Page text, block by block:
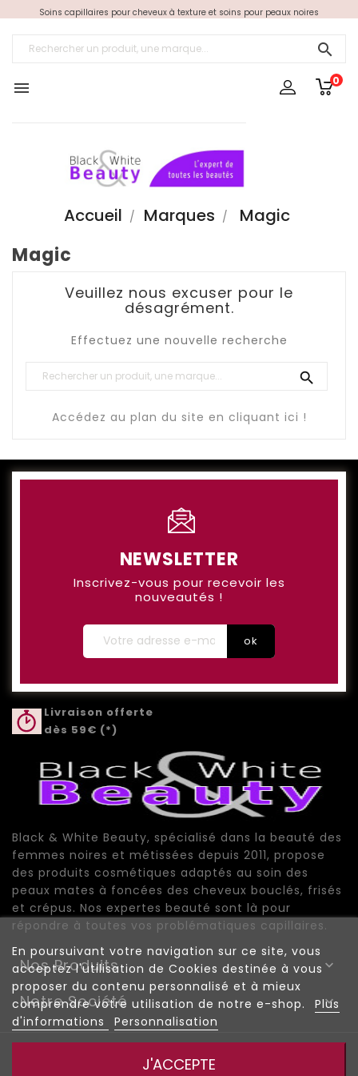
Soins capillaires pour cheveux à texture et soins pour peaux noires

 0
Accueil Marques Magic
Magic
Veuillez nous excuser pour le
désagrément.
Effectuez une nouvelle recherche

Accédez au plan du site en cliquant ici !
NEWSLETTER
Inscrivez-vous pour recevoir les
nouveautés !
Livraison offerte
dès 59€ (*)
Black & White Beauty, spécialisé dans la beauté des
femmes noires et métissées depuis 2011, propose
des produits cosmétiques adaptés au soin des
peaux mates à foncées des cheveux bouclés, frisés
et crépus. Nos expertes beauté sont là pour
répondre à toutes vos problématiques capillaires.
Nos Produits 
Notre Société 
En poursuivant votre navigation sur ce site, vous
acceptez l'utilisation de Cookies destinée à vous
proposer du contenu personnalisé et à mieux
comprendre votre utilisation de notre e-shop.
Plus
d'informations
Personnalisation
J'ACCEPTE
Conditions de vente|Plan du site